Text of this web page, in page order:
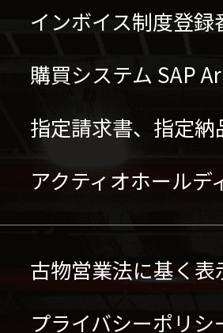
インボイス制度登
購買システム SAP
指定請求書、指定
アクティオホール
古物営業法に基く表
プライバシーポリシ